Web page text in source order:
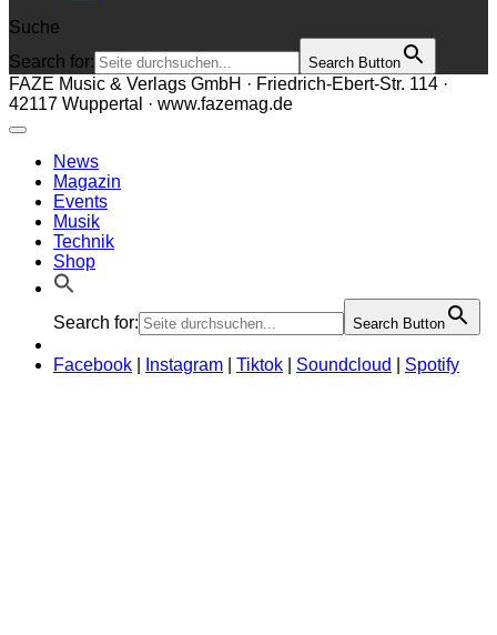
Suche
Search for:
Search Button
FAZE Music & Verlags GmbH · Friedrich-Ebert-Str. 114 ·
42117 Wuppertal · www.fazemag.de
News
Magazin
Events
Musik
Technik
Shop
Search for: Search Button
Facebook Instagram Tiktok Soundcloud Spotify